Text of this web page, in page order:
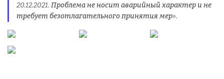
20.12.2021.Проблема не носит аварийный характер и не
требует безотлагательного принятия мер».